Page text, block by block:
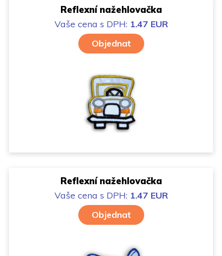
Reflexní nažehlovačka
Vaše cena s DPH: 1.47 EUR
Objednat
Reflexní nažehlovačka
Vaše cena s DPH: 1.47 EUR
Objednat